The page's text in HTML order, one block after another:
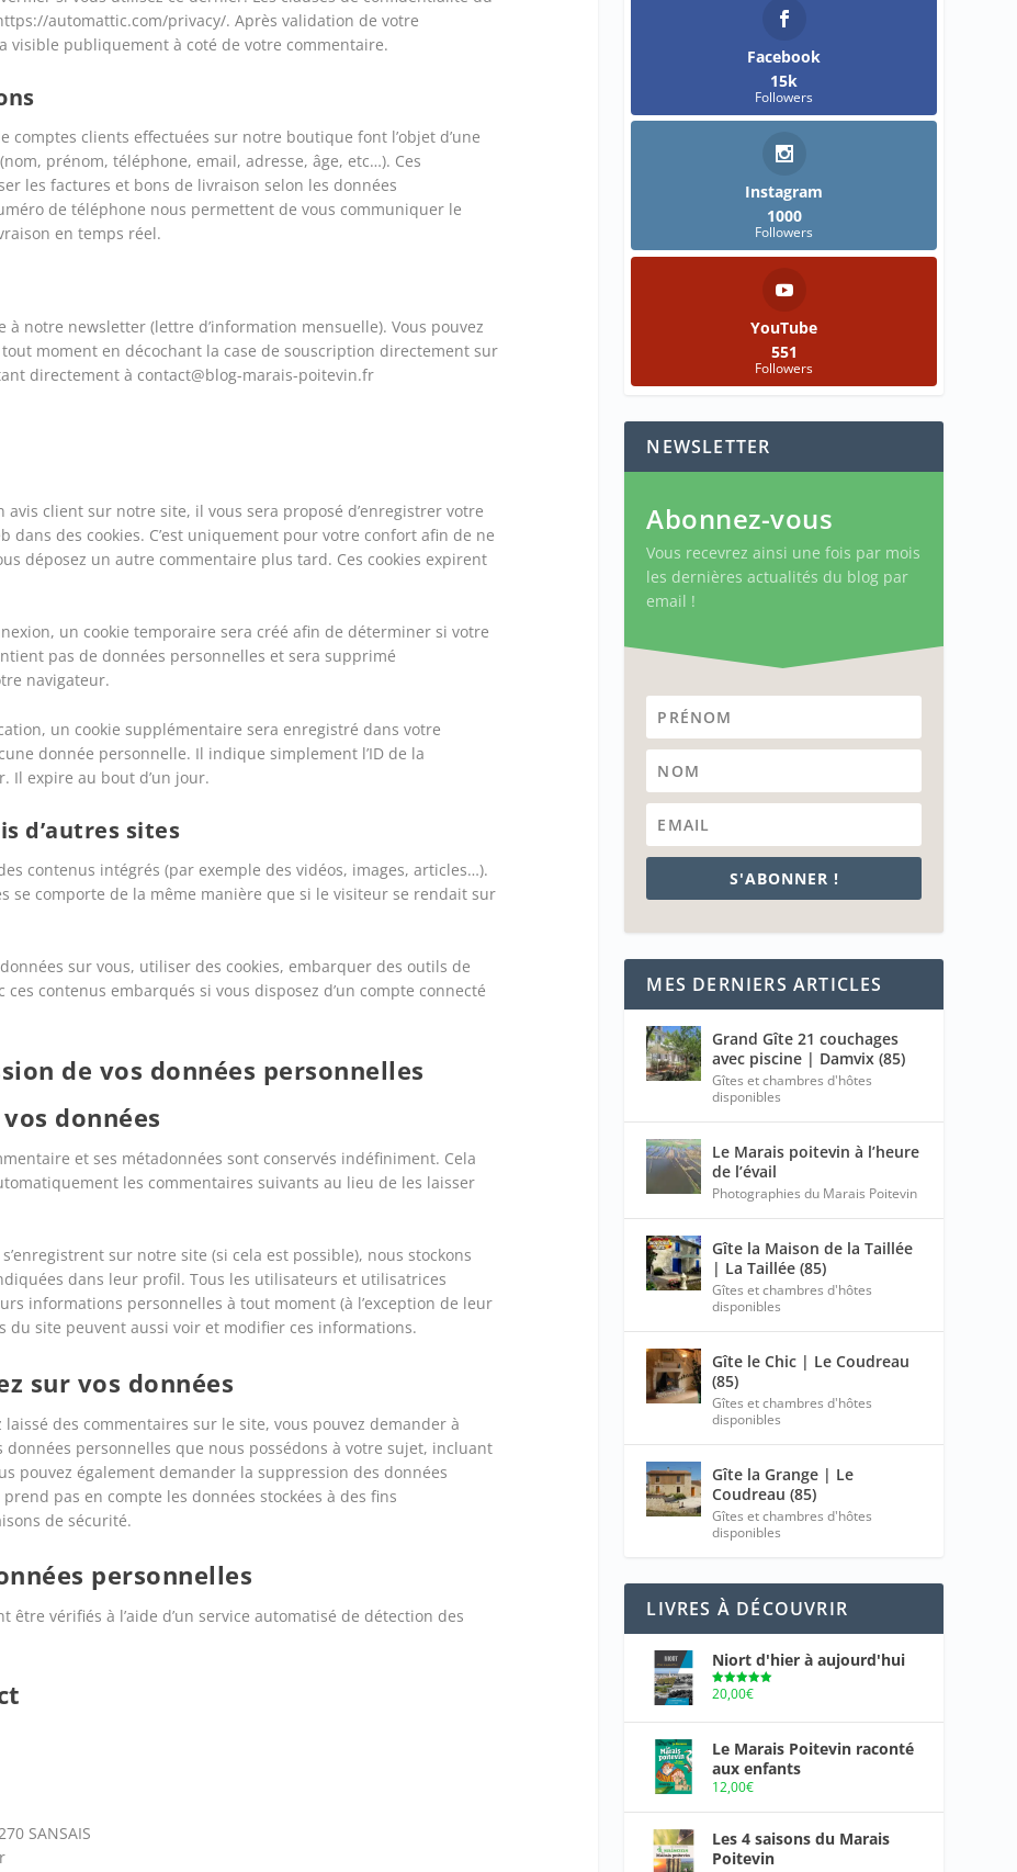
automattic.com/privacy/. Après validation de votre
visible publiquement à coté de votre commentaire.
comptes clients effectuées sur notre boutique font l’objet d’une
prénom, téléphone, email, adresse, âge, etc…). Ces
les factures et bons de livraison selon les données
de téléphone nous permettent de vous communiquer le
en temps réel.
à notre newsletter (lettre d’information mensuelle). Vous pouvez
moment en décochant la case de souscription directement sur
directement à contact@blog-marais-poitevin.fr
client sur notre site, il vous sera proposé d’enregistrer votre
dans des cookies. C’est uniquement pour votre confort afin de ne
déposez un autre commentaire plus tard. Ces cookies expirent
un cookie temporaire sera créé afin de déterminer si votre
pas de données personnelles et sera supprimé
navigateur.
un cookie supplémentaire sera enregistré dans votre
donnée personnelle. Il indique simplement l’ID de la
Il expire au bout d’un jour.
d’autres sites
contenus intégrés (par exemple des vidéos, images, articles…).
se comporte de la même manière que si le visiteur se rendait sur
sur vous, utiliser des cookies, embarquer des outils de
contenus embarqués si vous disposez d’un compte connecté
de vos données personnelles
données
et ses métadonnées sont conservés indéfiniment. Cela
les commentaires suivants au lieu de les laisser
sur notre site (si cela est possible), nous stockons
dans leur profil. Tous les utilisateurs et utilisatrices
informations personnelles à tout moment (à l’exception de leur
du site peuvent aussi voir et modifier ces informations.
sur vos données
laissé des commentaires sur le site, vous pouvez demander à
personnelles que nous possédons à votre sujet, incluant
pouvez également demander la suppression des données
pas en compte les données stockées à des fins
de sécurité.
personnelles
être vérifiés à l’aide d’un service automatisé de détection des
SANSAIS
Facebook
15k
Followers
Instagram
1000
Followers
YouTube
551
Followers
NEWSLETTER
Abonnez-vous
Vous recevrez ainsi une fois par mois
les dernières actualités du blog par
email !
S'ABONNER !
MES DERNIERS ARTICLES
Grand Gîte 21 couchages
avec piscine | Damvix (85)
Gîtes et chambres d'hôtes
disponibles
Le Marais poitevin à l’heure
de l’évail
Photographies du Marais Poitevin
Gîte la Maison de la Taillée
| La Taillée (85)
Gîtes et chambres d'hôtes
disponibles
Gîte le Chic | Le Coudreau
(85)
Gîtes et chambres d'hôtes
disponibles
Gîte la Grange | Le
Coudreau (85)
Gîtes et chambres d'hôtes
disponibles
LIVRES À DÉCOUVRIR
Niort d'hier à aujourd'hui
Note5.00
20,00€
Le Marais Poitevin raconté
aux enfants
12,00€
Les 4 saisons du Marais
Poitevin